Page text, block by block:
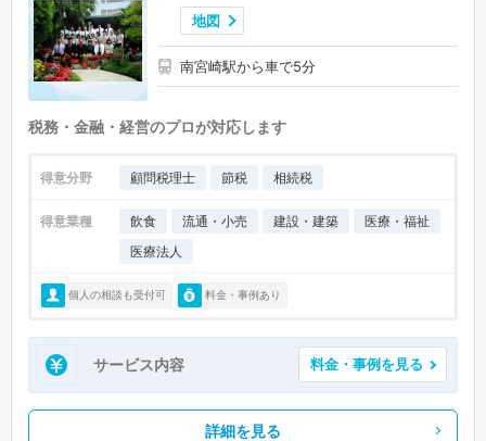
地図
南宮崎駅から車で5分
税務・金融・経営のプロが対応します
得意分野 顧問税理士 節税 相続税
得意業種 飲食 流通・小売 建設・建築
医療・福祉
医療法人
個人の相談も受付可 料金・事例あり
サービス内容 料金・事例を見る
詳細を見る